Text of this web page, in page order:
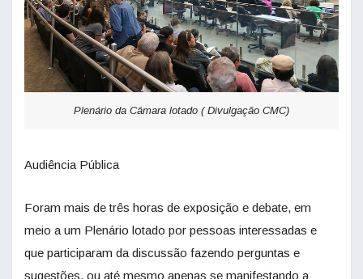
Plenário da Câmara lotado ( Divulgação CMC)
Audiência Pública
Foram mais de três horas de exposição e debate, em
meio a um Plenário lotado por pessoas interessadas e
que participaram da discussão fazendo perguntas e
sugestões, ou até mesmo apenas se manifestando a